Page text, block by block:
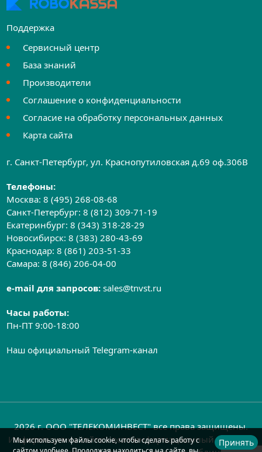
Поддержка
Сервисный центр
База знаний
Производители
Соглашение о конфиденциальности
Согласие на обработку персональных данных
Карта сайта
г. Санкт-Петербург, ул. Краснопутиловская д.69 оф.306B
Телефоны:
Москва:8 (495) 268-08-68
Санкт-Петербург:8 (812) 309-71-19
Екатеринбург:8 (343) 318-28-29
Новосибирск:8 (383) 280-43-69
Краснодар:8 (861) 203-51-33
Самара:8 (846) 206-04-00
e-mail для запросов:sales@tnvst.ru
Часы работы:
Пн-ПТ 9:00-18:00
Наш официальный Telegram-канал
2026 г. ООО "ТЕЛЕКОМИНВЕСТ" все права защищены.
Информация на сайте носит информационный характер
Мы используем файлы cookie, чтобы сделать работу с
Принять